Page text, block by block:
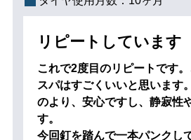
リピートしています
これで2度目のリピートです
スパはすごくいいと思います
のより、安心ですし、静寂性
す。
今回釘を踏んで一本パンクし